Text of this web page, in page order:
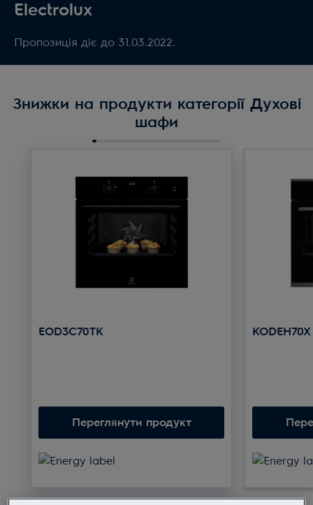
Electrolux
Пропозиція діє до 31.03.2022.
Знижки на продукти категорії Духові
шафи
EOD3C70TK
Переглянути продукт
KODEH70X